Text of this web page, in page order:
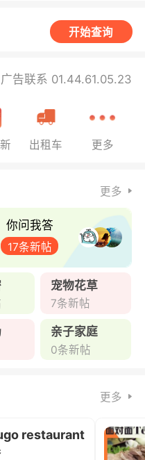
用受限！警惕网络募捐
开始查询
广告联系 01.44.61.05.23
出租车 更多
更多
你问我答
17条新帖
宠物花草
7条新帖
亲子家庭
0条新帖
更多
restaurant